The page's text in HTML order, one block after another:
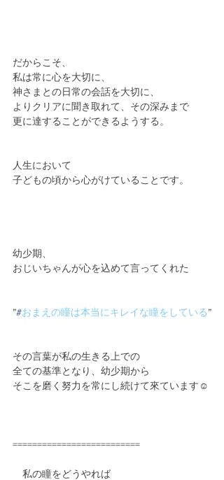
だからこそ、
私は常に心を大切に、
神さまとの日常の会話を大切に、
よりクリアに聞き取れて、その深みまで
更に達することができるようする。
人生において
子どもの頃から心がけていることです。
幼少期、
おじいちゃんが心を込めて言ってくれた
”#おまえの瞳は本当にキレイな瞳をしている”
その言葉が私の生きる上での
全ての基準となり、幼少期から
そこを磨く努力を常にし続けて來ています☺️
==========================
私の瞳をどうやれば